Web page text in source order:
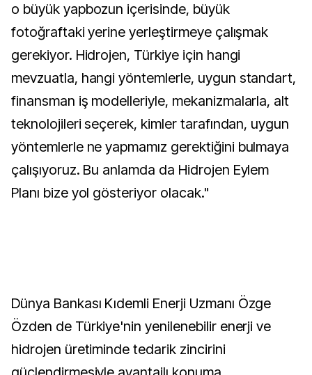
o büyük yapbozun içerisinde, büyük
fotoğraftaki yerine yerleştirmeye çalışmak
gerekiyor. Hidrojen, Türkiye için hangi
mevzuatla, hangi yöntemlerle, uygun standart,
finansman iş modelleriyle, mekanizmalarla, alt
teknolojileri seçerek, kimler tarafından, uygun
yöntemlerle ne yapmamız gerektiğini bulmaya
çalışıyoruz. Bu anlamda da Hidrojen Eylem
Planı bize yol gösteriyor olacak."
Dünya Bankası Kıdemli Enerji Uzmanı Özge
Özden de Türkiye'nin yenilenebilir enerji ve
hidrojen üretiminde tedarik zincirini